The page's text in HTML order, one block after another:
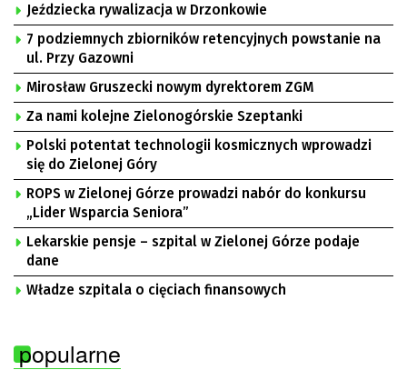
Jeździecka rywalizacja w Drzonkowie
7 podziemnych zbiorników retencyjnych powstanie na
ul. Przy Gazowni
Mirosław Gruszecki nowym dyrektorem ZGM
Za nami kolejne Zielonogórskie Szeptanki
Polski potentat technologii kosmicznych wprowadzi
się do Zielonej Góry
ROPS w Zielonej Górze prowadzi nabór do konkursu
„Lider Wsparcia Seniora”
Lekarskie pensje – szpital w Zielonej Górze podaje
dane
Władze szpitala o cięciach finansowych
popularne